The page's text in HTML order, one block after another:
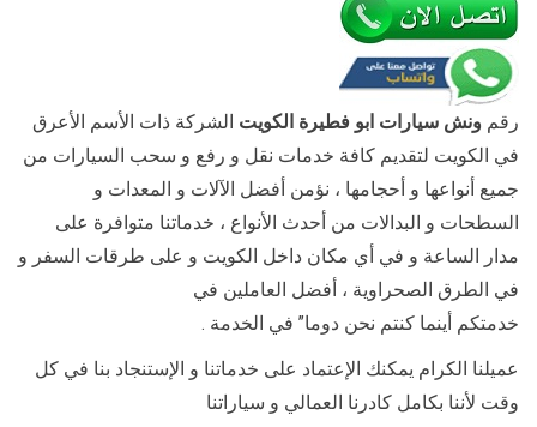
رقم ونش سيارات ابو فطيرة الكويت الشركة ذات الأسم الأعرق
في الكويت لتقديم كافة خدمات نقل و رفع و سحب السيارات من
جميع أنواعها و أحجامها ، نؤمن أفضل الآلات و المعدات و
السطحات و البدالات من أحدث الأنواع ، خدماتنا متوافرة على
مدار الساعة و في أي مكان داخل الكويت و على طرقات السفر و
في الطرق الصحراوية ، أفضل العاملين في
خدمتكم أينما كنتم نحن دوما” في الخدمة .
عميلنا الكرام يمكنك الإعتماد على خدماتنا و الإستنجاد بنا في كل
وقت لأننا بكامل كادرنا العمالي و سياراتنا